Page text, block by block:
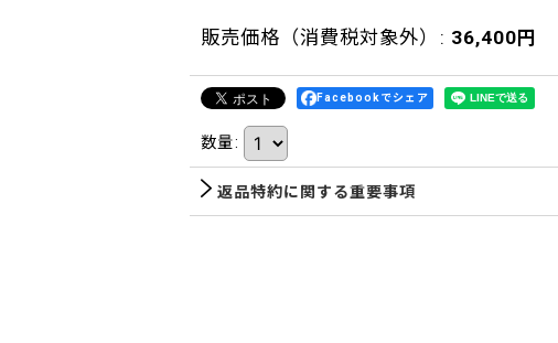
販売価格（消費税対象外） : 36,400 円
Facebookでシェア
数量:
返品特約に関する重要事項